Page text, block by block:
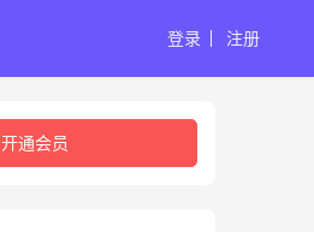
登录 注册
开通会员